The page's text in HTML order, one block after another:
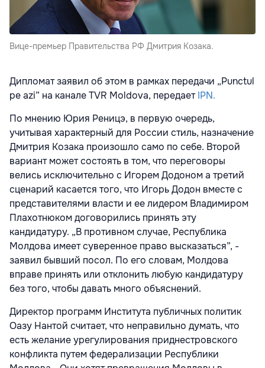
Вице-премьер Правительства РФ Дмитрия Козака.
Дипломат заявил об этом в рамках передачи „Punctul
pe azi” на канале TVR Moldova, передаетIPN.
По мнению Юрия Реницэ, в первую очередь,
учитывая характерный для России стиль, назначение
Дмитрия Козака произошло само по себе. Второй
вариант может состоять в том, что переговоры
велись исключительно с Игорем Додоном а третий
сценарий касается того, что Игорь Додон вместе с
представителями власти и ее лидером Владимиром
Плахотнюком договорились принять эту
кандидатуру. „В противном случае, Республика
Молдова имеет суверенное право высказаться”, -
заявил бывший посол. По его словам, Молдова
вправе принять или отклонить любую кандидатуру
без того, чтобы давать много объяснений.
Директор программ Института публичных политик
Оазу Нантой считает, что неправильно думать, что
есть желание урегулирования приднестровского
конфликта путем федерализации Республики